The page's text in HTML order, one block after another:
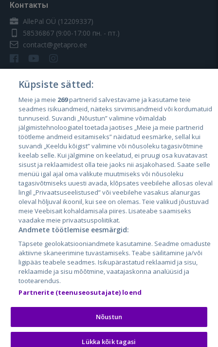
Контакты
AllePal OÜ (12209337)
58536867 (9:00-17:00 пн. - пт.)
contact@getapro.ee
Страны
Эстония
Латвия
Литва
City24.lv
City24.ee
GetaPro.lv
GetaPro.ee
Autoplius.lt
Aruodas.lt
CVbankas.lt
Kainos.lt
Paslaugos.lt
auto24.ee
Osta.ee
KuldneBörs.ee
Küpsiste sätted:
Meie ja meie 269partnerid salvestavame ja kasutame teie
seadmes isikuandmeid, näiteks sirvimisandmeid või kordumatuid
tunnuseid. Suvandi „Nõustun” valimine võimaldab
jälgimistehnoloogiatel toetada jaotises „Meie ja meie partnerid
töötleme andmeid esitamiseks” näidatud eesmärke, sellal kui
suvandi „Keeldu kõigist” valimine või nõusoleku tagasivõtmine
keelab selle. Kui jälgimine on keelatud, ei pruugi osa kuvatavast
sisust ja reklaamidest olla teie jaoks nii asjakohased. Saate selle
menüü igal ajal oma valikute muutmiseks või nõusoleku
tagasivõtmiseks uuesti avada, klõpsates veebilehe allosas oleval
lingil „Privaatsuseelistused” või veebilehe vasakus alanurgas
oleval hõljuval ikoonil, kui see on olemas. Teie valikud jõustuvad
meie Veebisait kohaldamisala piires. Lisateabe saamiseks
vaadake meie privaatsuspoliitikat.
Andmete töötlemise eesmärgid:
Täpsete geolokatsiooniandmete kasutamine. Seadme omaduste
aktiivne skaneerimine tuvastamiseks. Teabe säilitamine ja/või
ligipääs teabele seadmes. Isikupärastatud reklaamid ja sisu,
reklaamide ja sisu mõõtmine, vaatajaskonna analüüsid ja
tootearendus.
Partnerite (teenuseosutajate) loend
Nõustun
Lükka kõik tagasi